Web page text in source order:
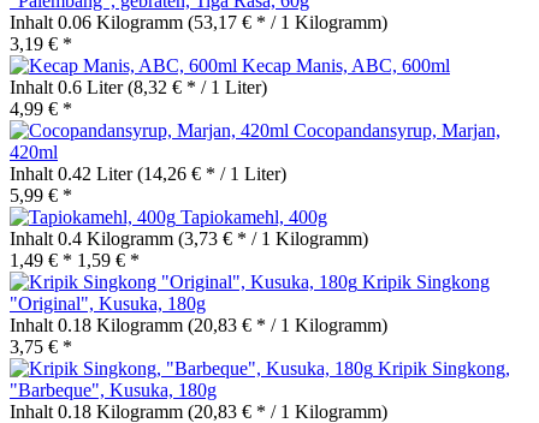
Inhalt 0.06 Kilogramm (53,17 € * / 1 Kilogramm)
3,19 € *
Kecap Manis, ABC, 600ml
Inhalt 0.6 Liter(8,32 € * / 1 Liter)
4,99 € *
Cocopandansyrup, Marjan,
420ml
Inhalt 0.42 Liter(14,26 € * / 1 Liter)
5,99 € *
Tapiokamehl, 400g
Inhalt 0.4 Kilogramm (3,73 € * / 1 Kilogramm)
1,49 € * 1,59 € *
Kripik Singkong
"Original", Kusuka, 180g
Inhalt 0.18 Kilogramm (20,83 € * / 1 Kilogramm)
3,75 € *
Kripik Singkong,
"Barbeque", Kusuka, 180g
Inhalt 0.18 Kilogramm (20,83 € * / 1 Kilogramm)